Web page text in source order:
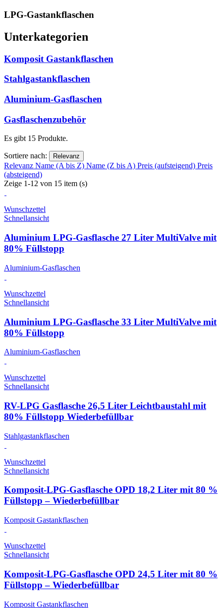
LPG-Gastankflaschen
Unterkategorien
Komposit Gastankflaschen
Stahlgastankflaschen
Aluminium-Gasflaschen
Gasflaschenzubehör
Es gibt 15 Produkte.
Sortiere nach: Relevanz
Relevanz Name (A bis Z) Name (Z bis A) Preis (aufsteigend) Preis
(absteigend)
Zeige 1-12 von 15 item (s)
Wunschzettel
Schnellansicht
Aluminium LPG-Gasflasche 27 Liter MultiValve mit
80% Füllstopp
Aluminium-Gasflaschen
Wunschzettel
Schnellansicht
Aluminium LPG-Gasflasche 33 Liter MultiValve mit
80% Füllstopp
Aluminium-Gasflaschen
Wunschzettel
Schnellansicht
RV-LPG Gasflasche 26,5 Liter Leichtbaustahl mit
80% Füllstopp Wiederbefüllbar
Stahlgastankflaschen
Wunschzettel
Schnellansicht
Komposit-LPG-Gasflasche OPD 18,2 Liter mit 80 %
Füllstopp – Wiederbefüllbar
Komposit Gastankflaschen
Wunschzettel
Schnellansicht
Komposit-LPG-Gasflasche OPD 24,5 Liter mit 80 %
Füllstopp – Wiederbefüllbar
Komposit Gastankflaschen